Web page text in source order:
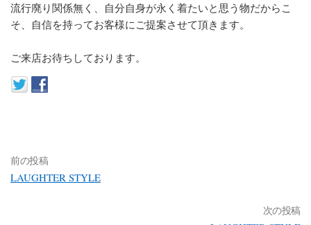
流行廃り関係無く、自分自身が永く着たいと思う物だからこ
そ、自信を持ってお客様にご提案させて頂きます。
ご来店お待ちしております。
前の投稿
LAUGHTER STYLE
次の投稿